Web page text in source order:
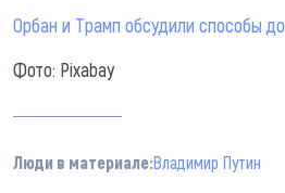
Орбан и Трамп обсудили способы
Фото: Pixabay
Люди в материале:Владимир Путин